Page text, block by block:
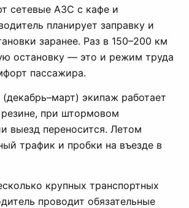
сетевые АЗС с кафе и
планирует заправку и
заранее. Раз в 150–200 км
остановку — это и режим труда
пассажира.
экипаж работает
при штормовом
выезд переносится. Летом
трафик и пробки на въезде в
крупных транспортных
проводит обязательные